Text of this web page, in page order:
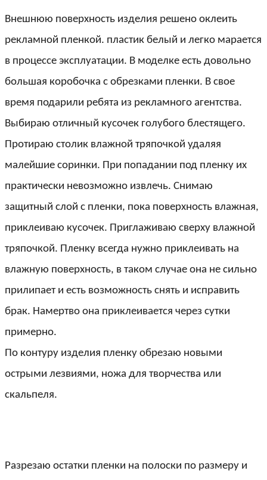
Внешнюю поверхность изделия решено оклеить
рекламной пленкой. пластик белый и легко марается
в процессе эксплуатации. В моделке есть довольно
большая коробочка с обрезками пленки. В свое
время подарили ребята из рекламного агентства.
Выбираю отличный кусочек голубого блестящего.
Протираю столик влажной тряпочкой удаляя
малейшие соринки. При попадании под пленку их
практически невозможно извлечь. Снимаю
защитный слой с пленки, пока поверхность влажная,
приклеиваю кусочек. Приглаживаю сверху влажной
тряпочкой. Пленку всегда нужно приклеивать на
влажную поверхность, в таком случае она не сильно
прилипает и есть возможность снять и исправить
брак. Намертво она приклеивается через сутки
примерно.
По контуру изделия пленку обрезаю новыми
острыми лезвиями, ножа для творчества или
скальпеля.
Разрезаю остатки пленки на полоски по размеру и